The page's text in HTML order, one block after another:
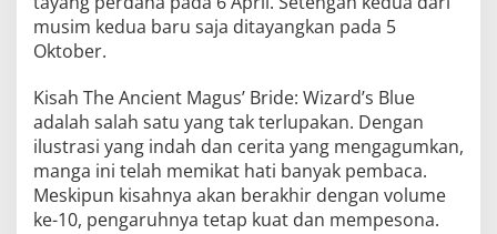
musim kedua baru saja ditayangkan pada 5
Oktober.
Kisah The Ancient Magus’ Bride: Wizard’s Blue
adalah salah satu yang tak terlupakan. Dengan
ilustrasi yang indah dan cerita yang mengagumkan,
manga ini telah memikat hati banyak pembaca.
Meskipun kisahnya akan berakhir dengan volume
ke-10, pengaruhnya tetap kuat dan mempesona.